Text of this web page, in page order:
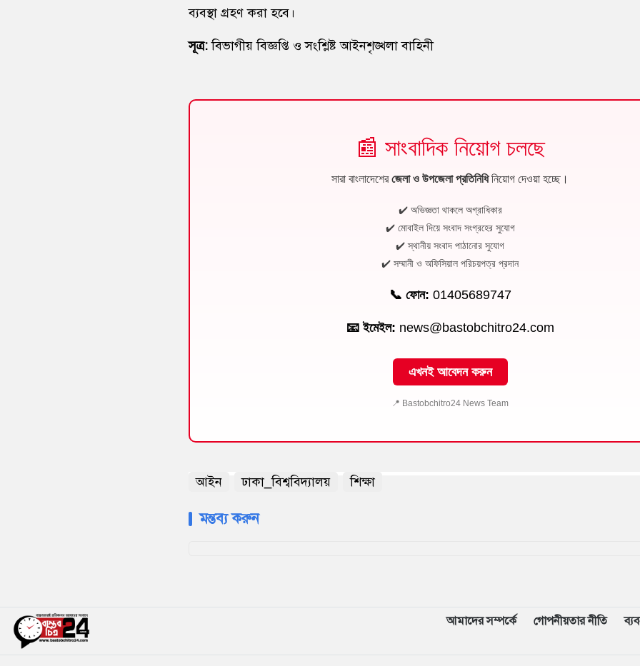
ব্যবস্থা গ্রহণ করা হবে।
সূত্র:বিভাগীয় বিজ্ঞপ্তি ও সংশ্লিষ্ট আইনশৃঙ্খলা বাহিনী
📰 সাংবাদিক নিয়োগ চলছে
সারা বাংলাদেশেরজেলা ও উপজেলা প্রতিনিধিনিয়োগ দেওয়া হচ্ছে।
✔️ অভিজ্ঞতা থাকলে অগ্রাধিকার
✔️ মোবাইল দিয়ে সংবাদ সংগ্রহের সুযোগ
✔️ স্থানীয় সংবাদ পাঠানোর সুযোগ
✔️ সম্মানী ও অফিসিয়াল পরিচয়পত্র প্রদান
📞 ফোন: 01405689747
📧 ইমেইল: news@bastobchitro24.com
এখনই আবেদন করুন
📍 Bastobchitro24 News Team
আইন ঢাকা_বিশ্ববিদ্যালয় শিক্ষা
মন্তব্য করুন
আমাদের সম্পর্কে গোপনীয়তার নীতি